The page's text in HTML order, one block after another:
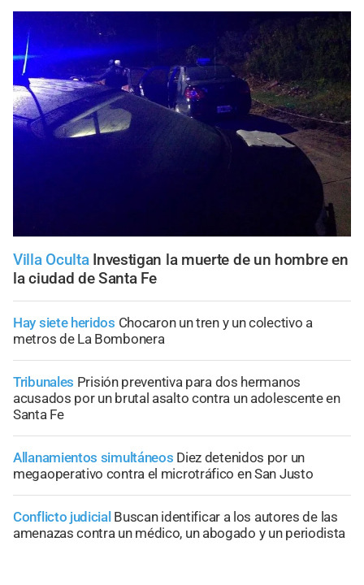
Villa Oculta Investigan la muerte de un hombre en
la ciudad de Santa Fe
Hay siete heridos Chocaron un tren y un colectivo a
metros de La Bombonera
Tribunales Prisión preventiva para dos hermanos
acusados por un brutal asalto contra un adolescente en
Santa Fe
Allanamientos simultáneos Diez detenidos por un
megaoperativo contra el microtráfico en San Justo
Conflicto judicial Buscan identificar a los autores de las
amenazas contra un médico, un abogado y un periodista